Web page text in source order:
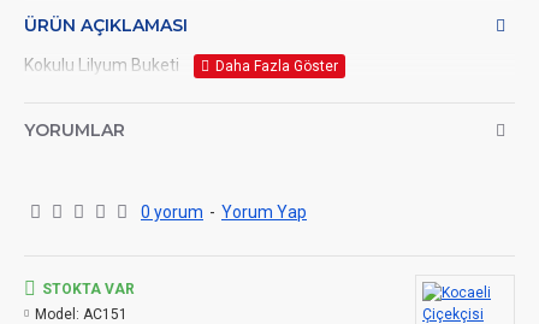
ÜRÜN AÇIKLAMASI
Kokulu Lilyum Buketi
YORUMLAR
0 yorum - Yorum Yap
STOKTA VAR
Model: AC151